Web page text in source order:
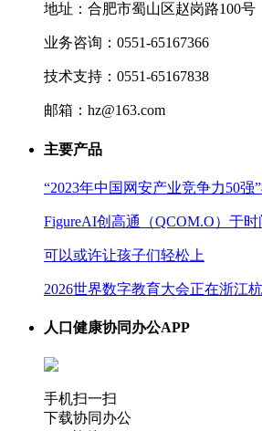
地址：合肥市蜀山区赵岗路100号
业务咨询：0551-65167366
技术支持：0551-65167838
邮箱：hz@163.com
主要产品
“2023年中国网安产业竞争力50强
FigureAI创高通（QCOM.O）于时
可以或许让孩子们轻松上
2026世界数字教育大会正在浙江
人口健康协同办公APP
手机扫一扫
下载协同办公